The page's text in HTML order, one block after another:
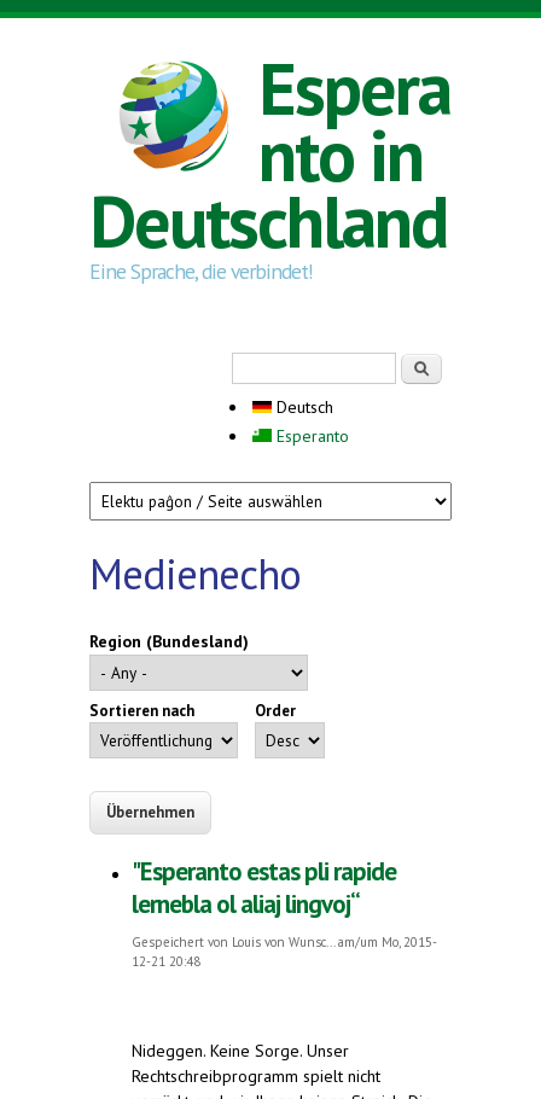
Direkt zum Inhalt
Espera
nto in
Deutschland
Eine Sprache, die verbindet!
Deutsch
Esperanto
Medienecho
Region (Bundesland)
Sortieren nach Order
"Esperanto estas pli rapide
lernebla ol aliaj lingvoj“
Gespeichert von Louis von Wunsc...am/um Mo, 2015-
12-21 20:48
Nideggen. Keine Sorge. Unser
Rechtschreibprogramm spielt nicht